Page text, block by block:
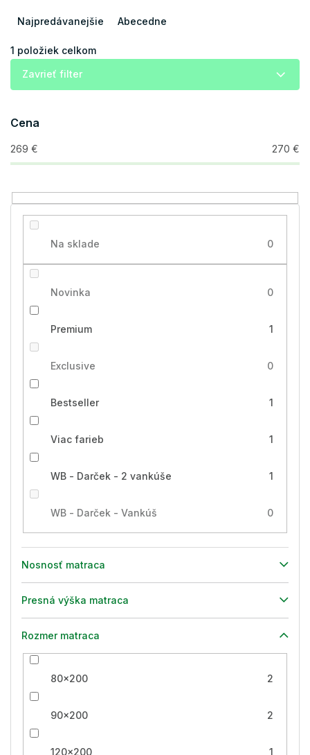
i
d
u
k
o
v
Najpredávanejšie Abecedne
1 položiek celkom
Zavrieť filter
Cena
269 € 270 €
Na sklade 0
Novinka 0
Premium 1
Exclusive 0
Bestseller 1
Viac farieb 1
WB - Darček - 2 vankúše 1
WB - Darček - Vankúš 0
Nosnosť matraca
Presná výška matraca
Rozmer matraca
80x200 2
90x200 2
120x200 1